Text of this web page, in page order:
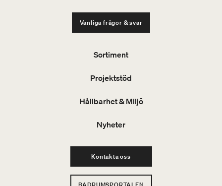
Vanliga frågor & svar
Sortiment
Projektstöd
Hållbarhet & Miljö
Nyheter
Kontakta oss